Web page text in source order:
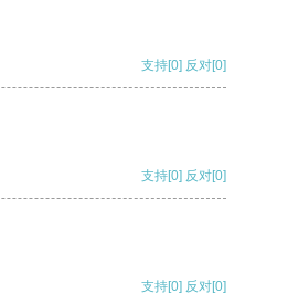
支持[0] 反对[0]
支持[0] 反对[0]
支持[0] 反对[0]